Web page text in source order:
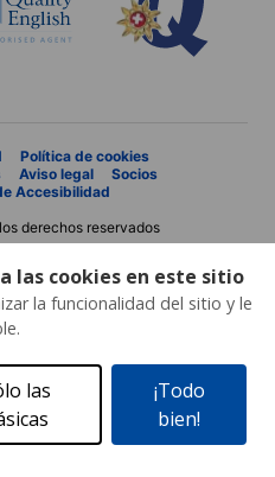
las cookies en este sitio
la funcionalidad del sitio y le
¡Todo
bien!
las
Política de cookies
Aviso legal
Socios
Accesibilidad
derechos reservados